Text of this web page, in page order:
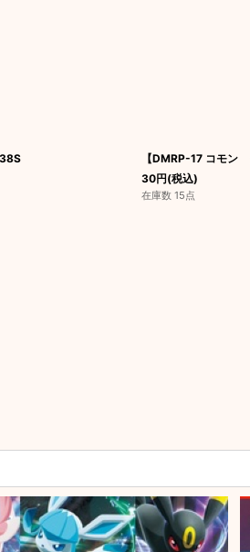
【DMRP-17 コモ
30円(税込)
在庫数 15点